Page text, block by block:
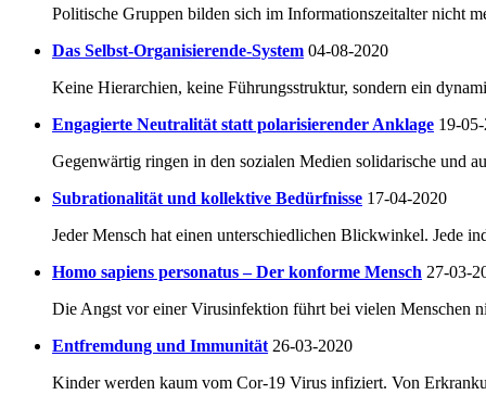
Politische Gruppen bilden sich im Informationszeitalter nicht
Das Selbst-Organisierende-System 04-08-2020
Keine Hierarchien, keine Führungsstruktur, sondern ein
Engagierte Neutralität statt polarisierender Anklage 19-
Gegenwärtig ringen in den sozialen Medien solidarische und
Subrationalität und kollektive Bedürfnisse 17-04-2020
Jeder Mensch hat einen unterschiedlichen Blickwinkel. Jede
Homo sapiens personatus – Der konforme Mensch 27-03-
Die Angst vor einer Virusinfektion führt bei vielen Menschen
Entfremdung und Immunität 26-03-2020
Kinder werden kaum vom Cor-19 Virus infiziert. Von